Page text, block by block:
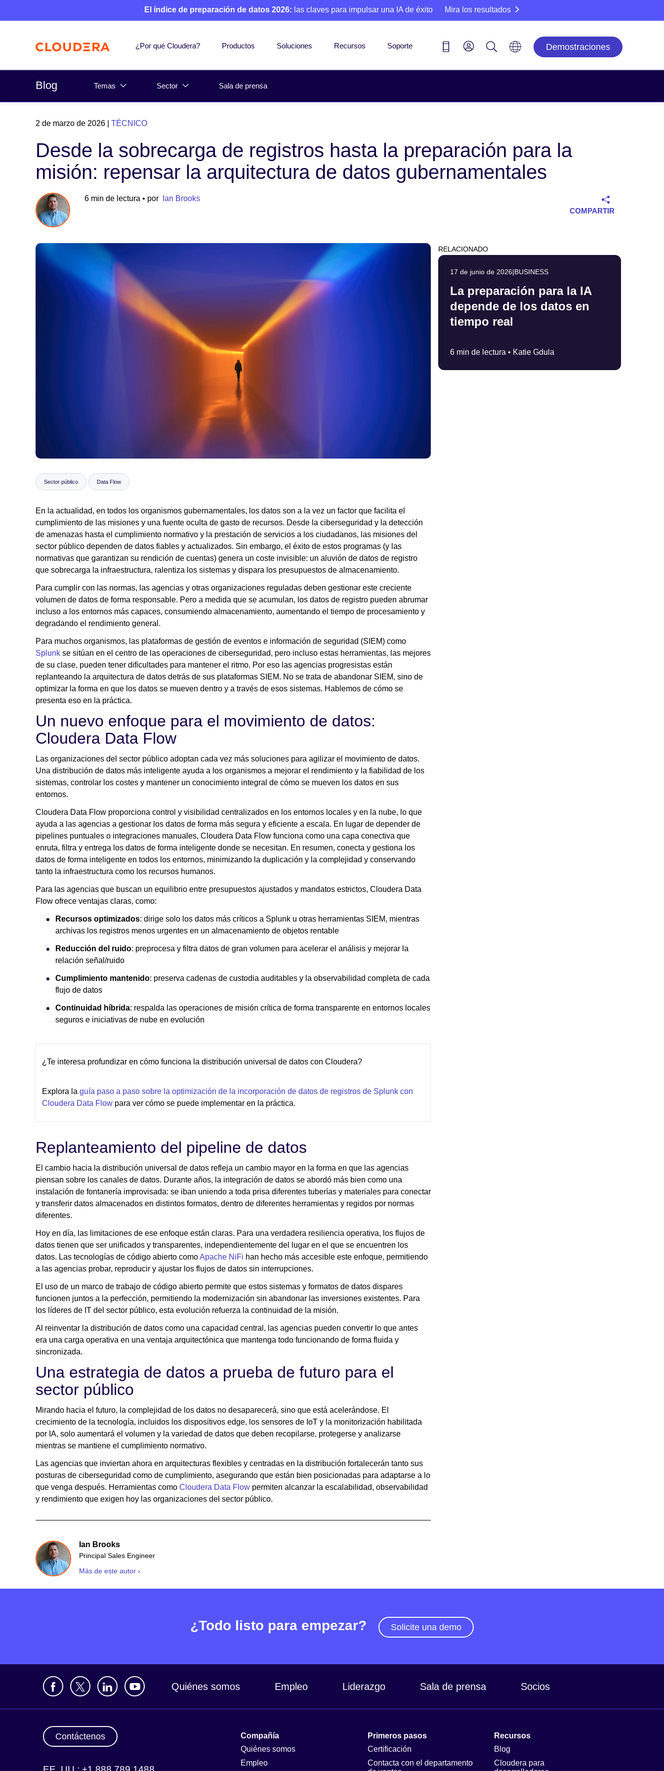
El índice de preparación de datos 2026: las claves para impulsar una IA de éxito Mira los resultados
¿Por qué Cloudera? Productos Soluciones Recursos Soporte Demostraciones
Blog Temas Sector Sala de prensa
2 de marzo de 2026 TÉCNICO
Desde la sobrecarga de registros hasta la preparación para la
misión: repensar la arquitectura de datos gubernamentales
6 min de lectura • por
Ian Brooks
COMPARTIR
Sector público Data Flow
En la actualidad, en todos los organismos gubernamentales, los datos son a la vez un factor que facilita el
cumplimiento de las misiones y una fuente oculta de gasto de recursos. Desde la ciberseguridad y la detección
de amenazas hasta el cumplimiento normativo y la prestación de servicios a los ciudadanos, las misiones del
sector público dependen de datos fiables y actualizados. Sin embargo, el éxito de estos programas (y las
normativas que garantizan su rendición de cuentas) genera un coste invisible: un aluvión de datos de registro
que sobrecarga la infraestructura, ralentiza los sistemas y dispara los presupuestos de almacenamiento.
Para cumplir con las normas, las agencias y otras organizaciones reguladas deben gestionar este creciente
volumen de datos de forma responsable. Pero a medida que se acumulan, los datos de registro pueden abrumar
incluso a los entornos más capaces, consumiendo almacenamiento, aumentando el tiempo de procesamiento y
degradando el rendimiento general.
Para muchos organismos, las plataformas de gestión de eventos e información de seguridad (SIEM) como
Splunk se sitúan en el centro de las operaciones de ciberseguridad, pero incluso estas herramientas, las mejores
de su clase, pueden tener dificultades para mantener el ritmo. Por eso las agencias progresistas están
replanteando la arquitectura de datos detrás de sus plataformas SIEM. No se trata de abandonar SIEM, sino de
optimizar la forma en que los datos se mueven dentro y a través de esos sistemas. Hablemos de cómo se
presenta eso en la práctica.
Un nuevo enfoque para el movimiento de datos:
Cloudera Data Flow
Las organizaciones del sector público adoptan cada vez más soluciones para agilizar el movimiento de datos.
Una distribución de datos más inteligente ayuda a los organismos a mejorar el rendimiento y la fiabilidad de los
sistemas, controlar los costes y mantener un conocimiento integral de cómo se mueven los datos en sus
entornos.
Cloudera Data Flow proporciona control y visibilidad centralizados en los entornos locales y en la nube, lo que
ayuda a las agencias a gestionar los datos de forma más segura y eficiente a escala. En lugar de depender de
pipelines puntuales o integraciones manuales, Cloudera Data Flow funciona como una capa conectiva que
enruta, filtra y entrega los datos de forma inteligente donde se necesitan. En resumen, conecta y gestiona los
datos de forma inteligente en todos los entornos, minimizando la duplicación y la complejidad y conservando
tanto la infraestructura como los recursos humanos.
Para las agencias que buscan un equilibrio entre presupuestos ajustados y mandatos estrictos, Cloudera Data
Flow ofrece ventajas claras, como:
Recursos optimizados: dirige solo los datos más críticos a Splunk u otras herramientas SIEM, mientras
archivas los registros menos urgentes en un almacenamiento de objetos rentable
Reducción del ruido: preprocesa y filtra datos de gran volumen para acelerar el análisis y mejorar la
relación señal/ruido
Cumplimiento mantenido: preserva cadenas de custodia auditables y la observabilidad completa de cada
flujo de datos
Continuidad híbrida: respalda las operaciones de misión crítica de forma transparente en entornos locales
seguros e iniciativas de nube en evolución
¿Te interesa profundizar en cómo funciona la distribución universal de datos con Cloudera?
Explora la guía paso a paso sobre la optimización de la incorporación de datos de registros de Splunk con
Cloudera Data Flow para ver cómo se puede implementar en la práctica.
Replanteamiento del pipeline de datos
El cambio hacia la distribución universal de datos refleja un cambio mayor en la forma en que las agencias
piensan sobre los canales de datos. Durante años, la integración de datos se abordó más bien como una
instalación de fontanería improvisada: se iban uniendo a toda prisa diferentes tuberías y materiales para conectar
y transferir datos almacenados en distintos formatos, dentro de diferentes herramientas y regidos por normas
diferentes.
Hoy en día, las limitaciones de ese enfoque están claras. Para una verdadera resiliencia operativa, los flujos de
datos tienen que ser unificados y transparentes, independientemente del lugar en el que se encuentren los
datos. Las tecnologías de código abierto comoApache NiFi han hecho más accesible este enfoque, permitiendo
a las agencias probar, reproducir y ajustar los flujos de datos sin interrupciones.
El uso de un marco de trabajo de código abierto permite que estos sistemas y formatos de datos dispares
funcionen juntos a la perfección, permitiendo la modernización sin abandonar las inversiones existentes. Para
los líderes de IT del sector público, esta evolución refuerza la continuidad de la misión.
Al reinventar la distribución de datos como una capacidad central, las agencias pueden convertir lo que antes
era una carga operativa en una ventaja arquitectónica que mantenga todo funcionando de forma fluida y
sincronizada.
Una estrategia de datos a prueba de futuro para el
sector público
Mirando hacia el futuro, la complejidad de los datos no desaparecerá, sino que está acelerándose. El
crecimiento de la tecnología, incluidos los dispositivos edge, los sensores de IoT y la monitorización habilitada
por IA, solo aumentará el volumen y la variedad de datos que deben recopilarse, protegerse y analizarse
mientras se mantiene el cumplimiento normativo.
Las agencias que inviertan ahora en arquitecturas flexibles y centradas en la distribución fortalecerán tanto sus
posturas de ciberseguridad como de cumplimiento, asegurando que están bien posicionadas para adaptarse a lo
que venga después. Herramientas como Cloudera Data Flow permiten alcanzar la escalabilidad, observabilidad
y rendimiento que exigen hoy las organizaciones del sector público.
Ian Brooks
Principal Sales Engineer
Más de este autor ›
RELACIONADO
17 de junio de 2026|BUSINESS
La preparación para la IA
depende de los datos en
tiempo real
6 min de lectura • Katie Gdula
¿Todo listo para empezar? Solicite una demo
Quiénes somos Empleo Liderazgo Sala de prensa Socios
Contáctenos
Compañía
Quiénes somos
Empleo
Primeros pasos
Certificación
Contacta con el departamento
Recursos
Blog
Cloudera para